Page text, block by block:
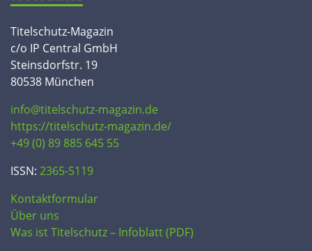
Titelschutz-Magazin
c/o IP Central GmbH
Steinsdorfstr. 19
80538 München
info@titelschutz-magazin.de
https://titelschutz-magazin.de/
+49 (0) 89 885 645 55
ISSN: 2365-5119
Kontaktformular
Über uns
Was ist Titelschutz – Infoblatt (PDF)